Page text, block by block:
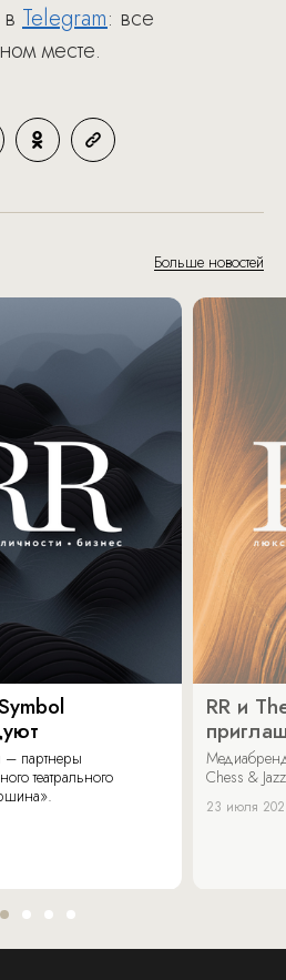
Telegram: все
месте.
Больше новостей
партнеры
театрального
RR и
Chess &
23 июля